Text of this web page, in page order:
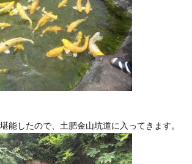
能したので、土肥金山坑道に入ってきます。